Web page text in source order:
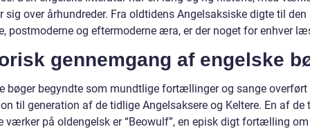
sig over århundreder. Fra oldtidens Angelsaksiske digte til den
postmoderne og eftermoderne æra, er der noget for enhver
gennemgang af engelske
bøger begyndte som mundtlige fortællinger og sange
til generation af de tidlige Angelsaksere og Keltere. En af de
værker på oldengelsk er “Beowulf”, en episk digt fortælling om